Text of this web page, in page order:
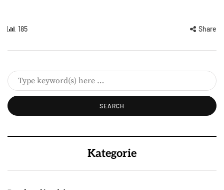
185 Share
Kategorie